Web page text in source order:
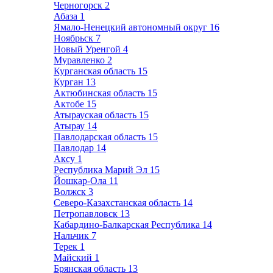
Черногорск 2
Абаза 1
Ямало-Ненецкий автономный округ 16
Ноябрьск 7
Новый Уренгой 4
Муравленко 2
Курганская область 15
Курган 13
Актюбинская область 15
Актобе 15
Атырауская область 15
Атырау 14
Павлодарская область 15
Павлодар 14
Аксу 1
Республика Марий Эл 15
Йошкар-Ола 11
Волжск 3
Северо-Казахстанская область 14
Петропавловск 13
Кабардино-Балкарская Республика 14
Нальчик 7
Терек 1
Майский 1
Брянская область 13